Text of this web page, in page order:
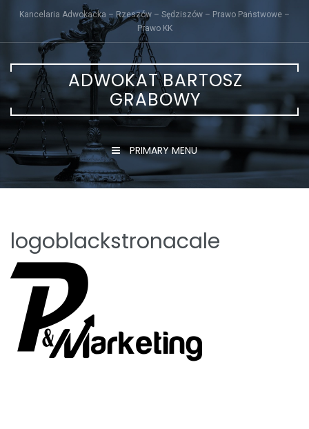
content
Kancelaria Adwokacka – Rzeszów – Sędziszów – Prawo Państwowe –
Prawo KK
ADWOKAT BARTOSZ
GRABOWY
PRIMARY MENU
logoblackstronacale